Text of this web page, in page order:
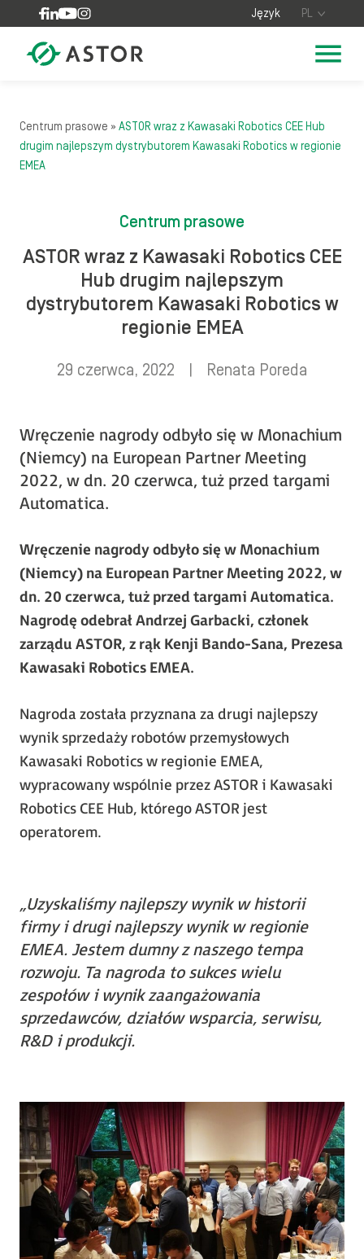
Skip to content Język PL
Centrum prasowe » ASTOR wraz z Kawasaki Robotics CEE Hub
drugim najlepszym dystrybutorem Kawasaki Robotics w regionie
EMEA
Centrum prasowe
ASTOR wraz z Kawasaki Robotics CEE
Hub drugim najlepszym
dystrybutorem Kawasaki Robotics w
regionie EMEA
29 czerwca, 2022 Renata Poreda
Wręczenie nagrody odbyło się w Monachium
(Niemcy) na European Partner Meeting
2022, w dn. 20 czerwca, tuż przed targami
Automatica.
Wręczenie nagrody odbyło się w Monachium
(Niemcy) na European Partner Meeting 2022, w
dn. 20 czerwca, tuż przed targami Automatica.
Nagrodę odebrał Andrzej Garbacki, członek
zarządu ASTOR, z rąk Kenji Bando-Sana, Prezesa
Kawasaki Robotics EMEA.
Nagroda została przyznana za drugi najlepszy
wynik sprzedaży robotów przemysłowych
Kawasaki Robotics w regionie EMEA,
wypracowany wspólnie przez ASTOR i Kawasaki
Robotics CEE Hub, którego ASTOR jest
operatorem.
„Uzyskaliśmy najlepszy wynik w historii
firmy i drugi najlepszy wynik w regionie
EMEA. Jestem dumny z naszego tempa
rozwoju. Ta nagroda to sukces wielu
zespołów i wynik zaangażowania
sprzedawców, działów wsparcia, serwisu,
R&D i produkcji.